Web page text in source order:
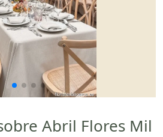
Abril Flores Mil